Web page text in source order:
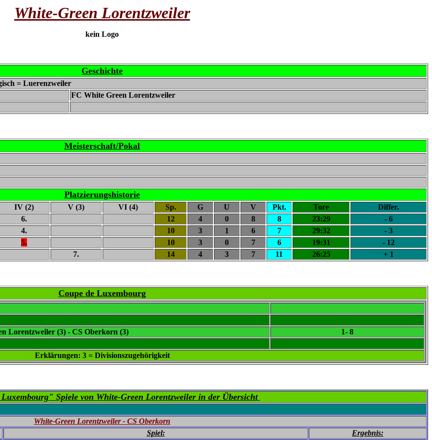
White-Green Lorentzweiler
kein Logo
Geschichte
= Luerenzweiler
FC White Green Lorentzweiler
Meisterschaft/Pokal
Platzierungshistorie
IV (2) V (3) VI (4) Sp. G U V Pkt. Tore
Differ.
6. 12 4 0 8 8 23:29
- 6
4. 10 3 1 6 7 29:32
- 3
5. 10 3 0 7 6 19:31
- 12
7. 14 4 3 7 11 26:25 + 1
Coupe de Luxembourg
Lorentzweiler (3) - CS Oberkorn (3)
1- 8
Erklärungen: 3 = Divisionszugehörigkeit
Spiele von White-Green Lorentzweiler in der Übersicht
White-Green Lorentzweiler - CS Oberkorn
Spiel: Ergebnis: